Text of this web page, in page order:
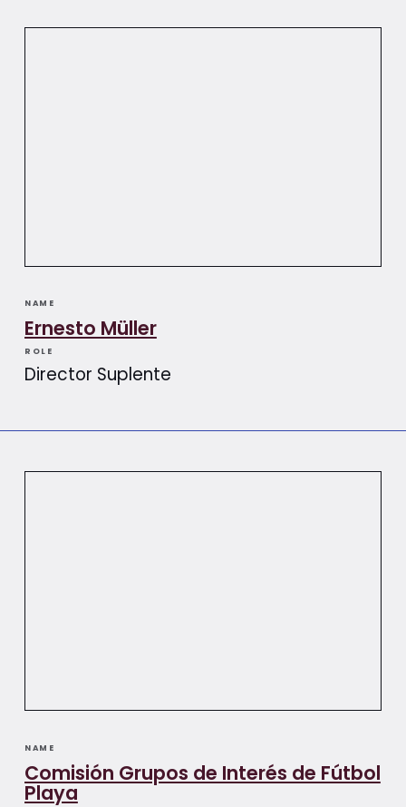
NAME
Ernesto Müller
ROLE
Director Suplente
NAME
Comisión Grupos de Interés de Fútbol
Playa